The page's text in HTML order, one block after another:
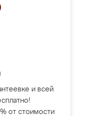
и всей
от стоимости